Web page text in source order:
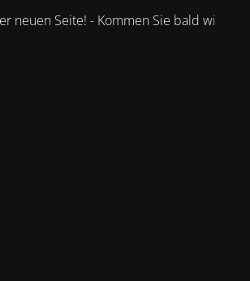
neuen Seite! - Kommen Sie bald wieder.